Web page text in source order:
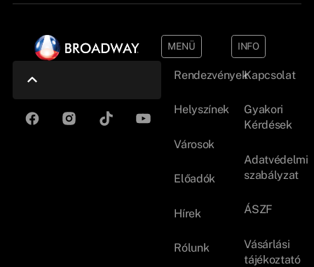
MENÜ
Rendezvények
Helyszínek
Városok
Előadók
Hírek
Rólunk
INFO
Kapcsolat
Gyakori
Kérdések
Adatvédelmi
szabályzat
ÁSZF
Vásárlási
tájékoztató